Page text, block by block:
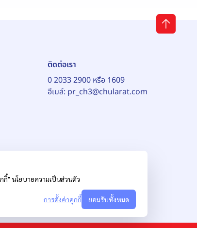
ติดต่อเรา
0 2033 2900 หรือ 1609
อีเมล์: pr_ch3@chularat.com
กี้" นโยบายความเป็นส่วนตัว
การตั้งค่าคุกกี้ ยอมรับทั้งหมด